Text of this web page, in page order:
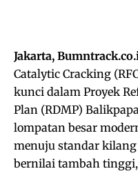
Jakarta,
Catalytic Cracking
kunci dalam Proyek
Plan (RDMP)
lompatan besar
menuju standar
bernilai tambah